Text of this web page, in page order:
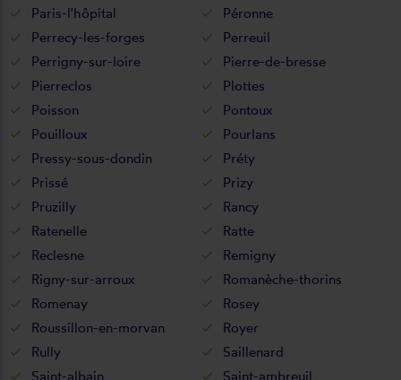
Paris-l'hôpital
Péronne
Perrecy-les-forges
Perreuil
Perrigny-sur-loire
Pierre-de-bresse
Pierreclos
Plottes
Poisson
Pontoux
Pouilloux
Pourlans
Pressy-sous-dondin
Préty
Prissé
Prizy
Pruzilly
Rancy
Ratenelle
Ratte
Reclesne
Remigny
Rigny-sur-arroux
Romanèche-thorins
Romenay
Rosey
Roussillon-en-morvan
Royer
Rully
Saillenard
Saint-albain
Saint-ambreuil